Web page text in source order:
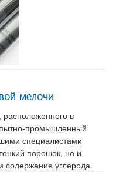
мелочи
расположенного в
промышленный
специалистами
порошок, но и
содержание углерода.